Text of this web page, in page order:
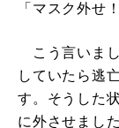
「マスク外せ！
こう言いま
していたら逃
す。そうした
に外させました